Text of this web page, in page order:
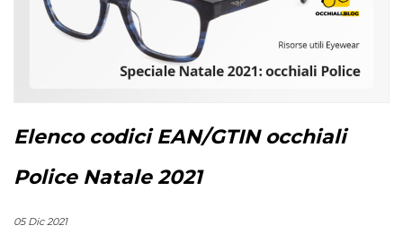
Elenco codici EAN/GTIN occhiali
Police Natale 2021
05 Dic 2021